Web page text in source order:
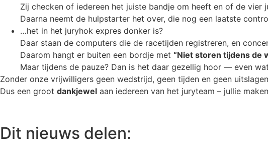
Zij checken of iedereen het juiste bandje om heeft en of de vier
Daarna neemt de hulpstarter het over, die nog een laatste
…het in het juryhok expres donker is?
Daar staan de computers die de racetijden registreren, en
Daarom hangt er buiten een bordje met “Niet storen tijdens de
Maar tijdens de pauze? Dan is het daar gezellig hoor — even
Zonder onze vrijwilligers geen wedstrijd, geen tijden en geen
Dus een groot dankjewel aan iedereen van het juryteam – jullie
Dit nieuws delen: